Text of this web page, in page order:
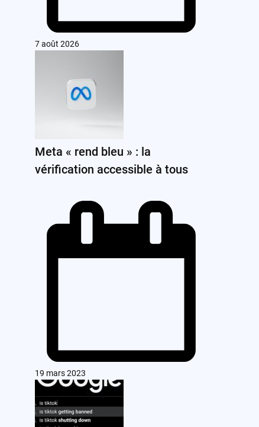
7 août 2026
Meta « rend bleu » : la
vérification accessible à tous
19 mars 2023